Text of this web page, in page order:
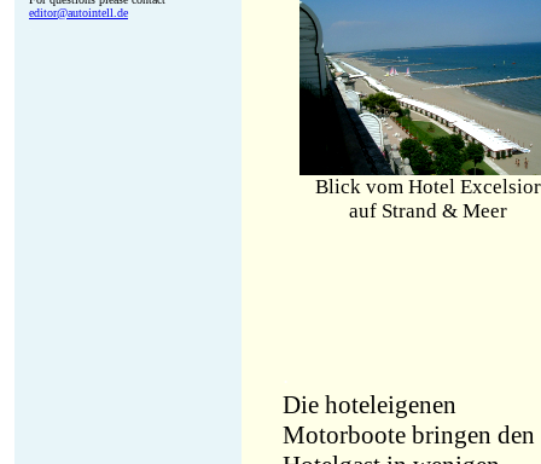
editor@autointell.de
Blick vom Hotel Excelsior
auf Strand & Meer
Die hoteleigenen
Motorboote bringen den